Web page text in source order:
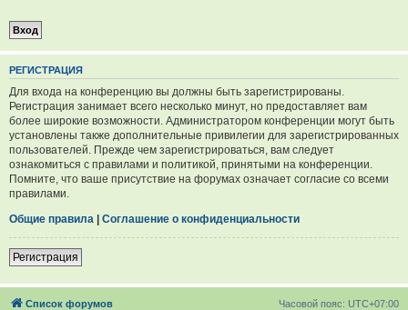
РЕГИСТРАЦИЯ
Для входа на конференцию вы должны быть зарегистрированы.
Регистрация занимает всего несколько минут, но предоставляет вам
более широкие возможности. Администратором конференции могут быть
установлены также дополнительные привилегии для зарегистрированных
пользователей. Прежде чем зарегистрироваться, вам следует
ознакомиться с правилами и политикой, принятыми на конференции.
Помните, что ваше присутствие на форумах означает согласие со всеми
правилами.
Общие правила | Соглашение о конфиденциальности
Регистрация
Список форумов Часовой пояс: UTC+07:00